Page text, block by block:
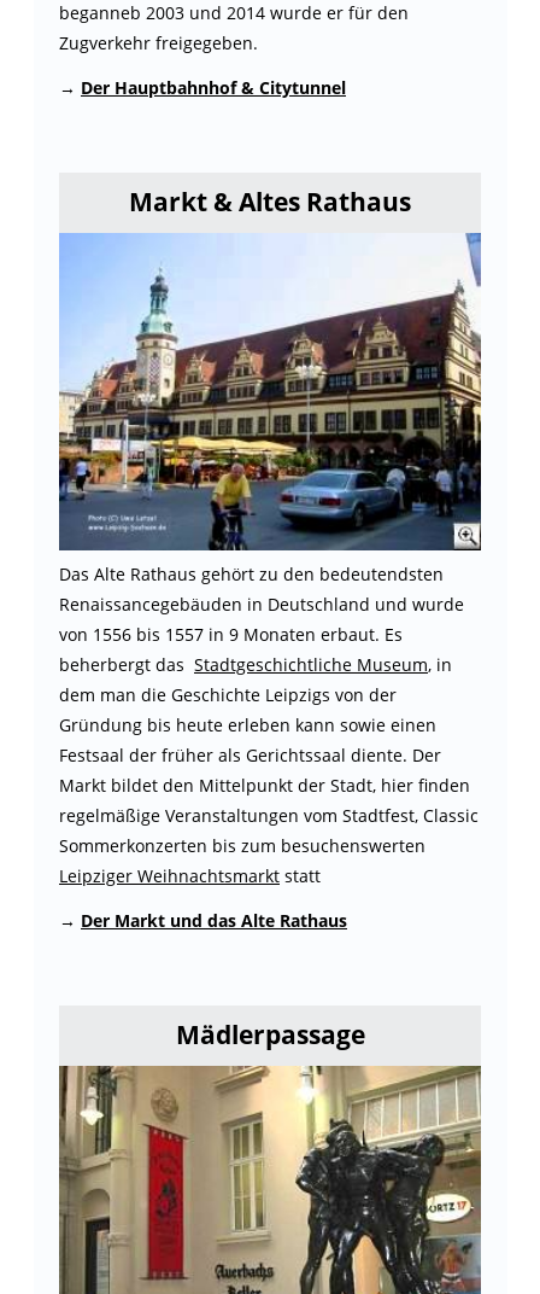
beganneb 2003 und 2014 wurde er für den
Zugverkehr freigegeben.
→ Der Hauptbahnhof & Citytunnel
Markt & Altes Rathaus
Das Alte Rathaus gehört zu den bedeutendsten
Renaissancegebäuden in Deutschland und wurde
von 1556 bis 1557 in 9 Monaten erbaut. Es
beherbergt das Stadtgeschichtliche Museum, in
dem man die Geschichte Leipzigs von der
Gründung bis heute erleben kann sowie einen
Festsaal der früher als Gerichtssaal diente. Der
Markt bildet den Mittelpunkt der Stadt, hier finden
regelmäßige Veranstaltungen vom Stadtfest, Classic
Sommerkonzerten bis zum besuchenswerten
Leipziger Weihnachtsmarkt statt
→ Der Markt und das Alte Rathaus
Mädlerpassage